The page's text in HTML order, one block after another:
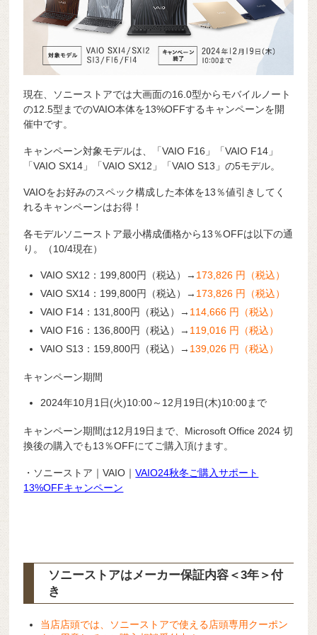
現在、ソニーストアでは大画面の16.0型からモバイルノート
の12.5型までのVAIO本体を13%OFFするキャンペーンを開
催中です。
キャンペーン対象モデルは、「VAIO F16」「VAIO F14」
「VAIO SX14」「VAIO SX12」「VAIO S13」の5モデル。
VAIOをお好みのスペック構成した本体を13％値引きしてく
れるキャンペーンはお得！
各モデルソニーストア最小構成価格から13％OFFは以下の通
り。（10/4現在）
VAIO SX12：199,800円（税込）→ 173,826 円（税込）
VAIO SX14：199,800円（税込）→ 173,826 円（税込）
VAIO F14：131,800円（税込）→ 114,666 円（税込）
VAIO F16：136,800円（税込）→ 119,016 円（税込）
VAIO S13：159,800円（税込）→ 139,026 円（税込）
キャンペーン期間
2024年10月1日(火)10:00～12月19日(木)10:00まで
キャンペーン期間は12月19日まで、Microsoft Office 2024 切
換後の購入でも13％OFFにてご購入頂けます。
・ソニーストア｜VAIO｜VAIO24秋冬ご購入サポート
13%OFFキャンペーン
ソニーストアはメーカー保証内容 ＜3年＞付
き
当店店頭では、ソニーストアで使える店頭専用クーポン